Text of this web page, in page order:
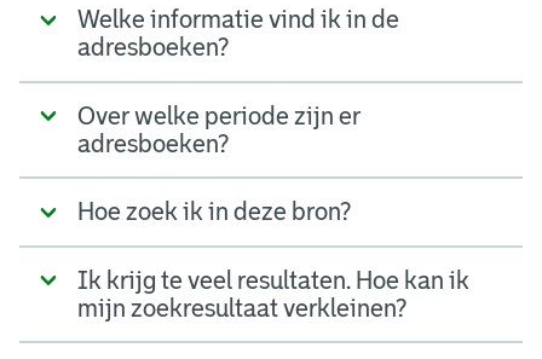
Welke informatie vind ik in de
adresboeken?
Over welke periode zijn er
adresboeken?
Hoe zoek ik in deze bron?
Ik krijg te veel resultaten. Hoe kan ik
mijn zoekresultaat verkleinen?